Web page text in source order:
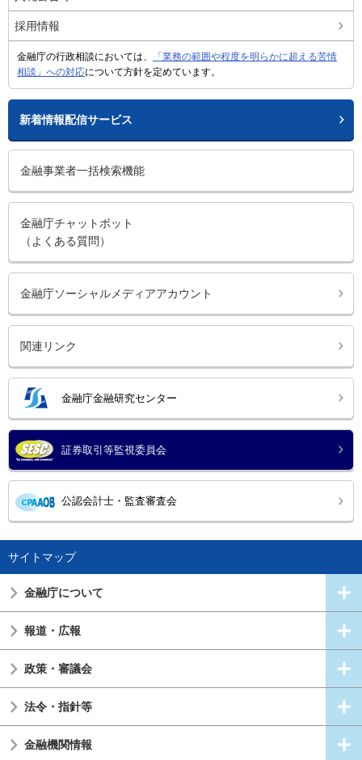
採用情報
金融庁の行政相談においては、
「業務の範囲や程度を明らかに超える苦情
相談」への対応について方針を定めています。
新着情報配信サービス
金融事業者一括検索機能
金融庁チャットボット
（よくある質問）
金融庁ソーシャルメディアアカウント
関連リンク
金融庁金融研究センター
証券取引等監視委員会
公認会計士・監査審査会
サイトマップ
金融庁について
報道・広報
政策・審議会
法令・指針等
金融機関情報